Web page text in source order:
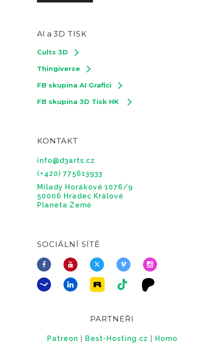
AI a 3D TISK
Cults 3D
Thingiverse
FB skupina AI Grafici
FB skupina 3D Tisk HK
KONTAKT
info@d3arts.cz
(+420) 775613933
Milady Horákové 1076/9
50006 Hradec Králové
Planeta Země
SOCIÁLNÍ SÍTĚ
PARTNEŘI
Patreon Best-Hosting.cz Homo